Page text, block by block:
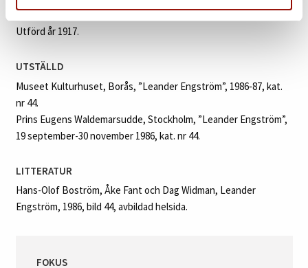
Utförd år 1917.
UTSTÄLLD
Museet Kulturhuset, Borås, ”Leander Engström”, 1986‑87, kat.
nr 44.
Prins Eugens Waldemarsudde, Stockholm, ”Leander Engström”,
19 september-30 november 1986, kat. nr 44.
LITTERATUR
Hans-Olof Boström, Åke Fant och Dag Widman, Leander
Engström, 1986, bild 44, avbildad helsida.
FOKUS